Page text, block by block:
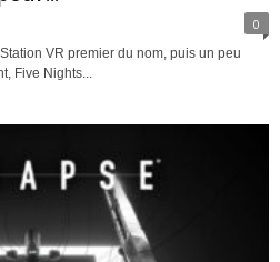
0
VR premier du nom, puis un peu
Five Nights...